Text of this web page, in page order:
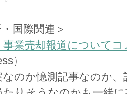
国際関連＞
事業売却報道について
）
なのか憶測記事なのか